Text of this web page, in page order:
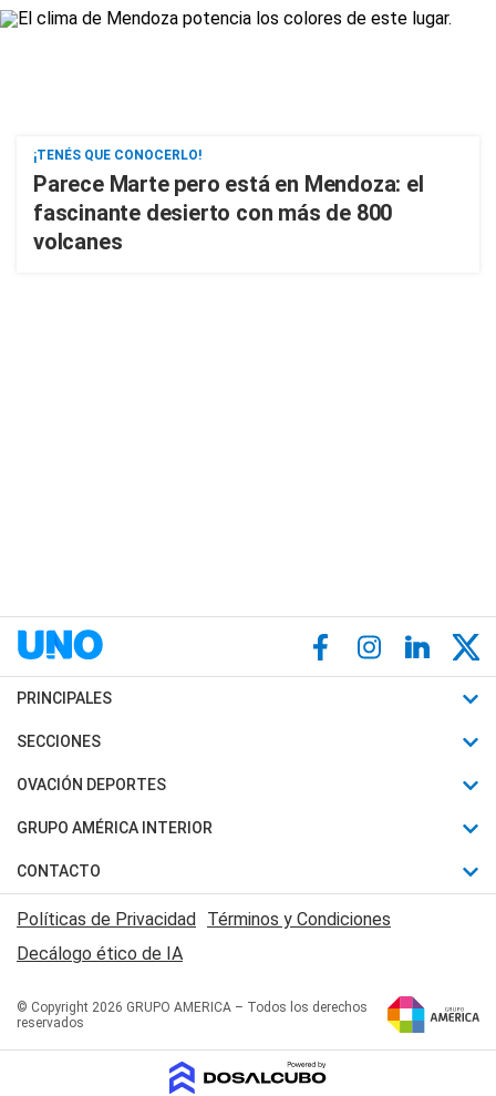
¡TENÉS QUE CONOCERLO!
Parece Marte pero está en Mendoza: el
fascinante desierto con más de 800
volcanes
PRINCIPALES
Últimas Noticias
Política
Judiciales
Economia
SECCIONES
Horóscopo
Motores
Trucos caseros
Series y Películas
Edictos y Solicitadas
OVACIÓN DEPORTES
Fútbol
Mundial
Automovilismo
Rugby
Básquet
GRUPO AMÉRICA INTERIOR
Canal 7 en Vivo
San Juan 8
CONTACTO
Acerca de Nosotros
Contactanos
Políticas de Privacidad Términos y Condiciones
Decálogo ético de IA
© Copyright 2026 GRUPO AMERICA – Todos los derechos
reservados